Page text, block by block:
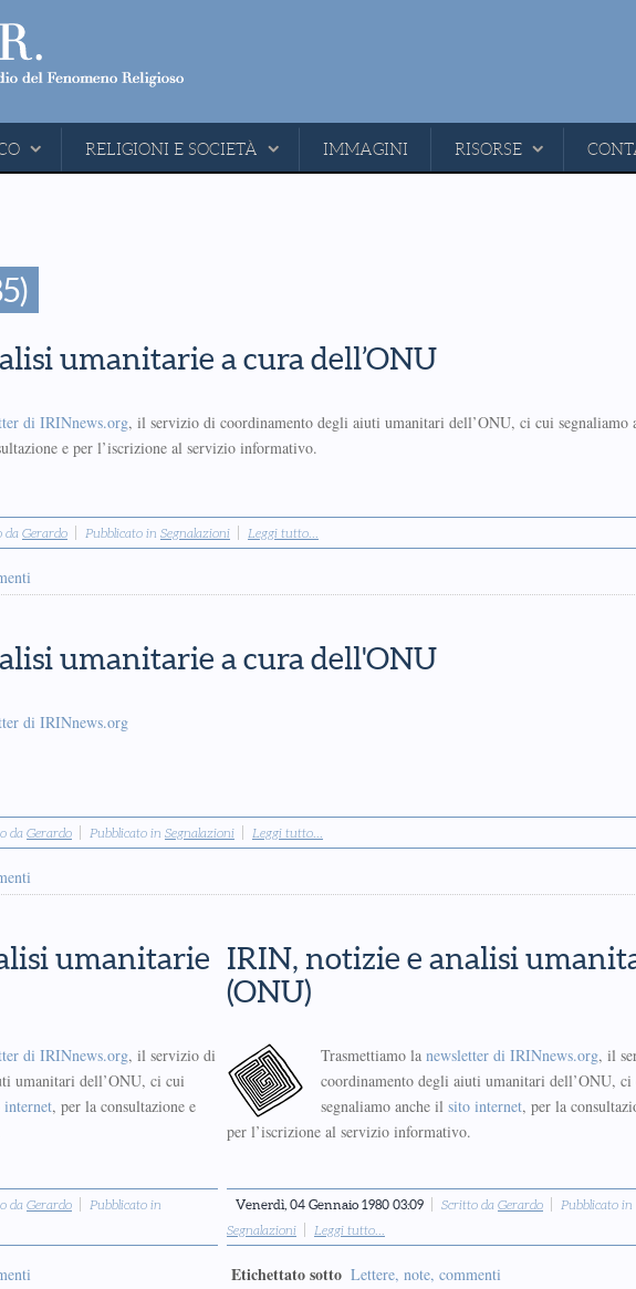
RELIGIONI E SOCIETÀ IMMAGINI RISORSE
umanitarie a cura dell’ONU
di IRINnews.org, il servizio di coordinamento degli aiuti umanitari dell’ONU, ci cui segnaliamo
e per l’iscrizione al servizio informativo.
da Gerardo Pubblicato in Segnalazioni Leggi tutto...
umanitarie a cura dell'ONU
di IRINnews.org
da Gerardo Pubblicato in Segnalazioni Leggi tutto...
umanitarie
di IRINnews.org, il servizio di
umanitari dell’ONU, ci cui
internet, per la consultazione e
da Gerardo
Pubblicato in
IRIN, notizie e analisi
(ONU)
Trasmettiamo la newsletter di IRINnews.org, il
coordinamento degli aiuti umanitari dell’ONU, ci
segnaliamo anche il sito internet, per la
per l’iscrizione al servizio informativo.
Venerdì, 04 Gennaio 1980 03:09 Scritto da Gerardo
Pubblicato in
Segnalazioni
Leggi tutto...
Etichettato sotto Lettere, note, commenti